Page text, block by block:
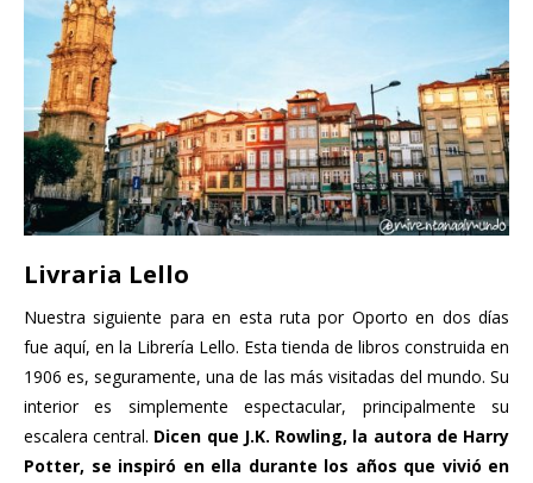
Livraria Lello
Nuestra siguiente para en esta ruta por Oporto en dos días
fue aquí, en la Librería Lello. Esta tienda de libros construida en
1906 es, seguramente, una de las más visitadas del mundo. Su
interior es simplemente espectacular, principalmente su
escalera central. Dicen que J.K. Rowling, la autora de Harry
Potter, se inspiró en ella durante los años que vivió en